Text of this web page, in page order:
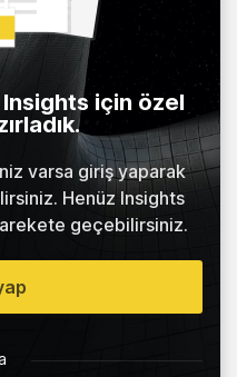
Insights için özel
varsa giriş yaparak
Henüz Insights
geçebilirsiniz.